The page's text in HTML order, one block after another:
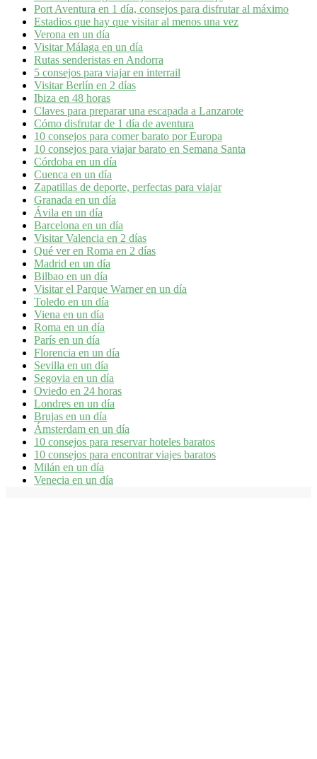
Port Aventura en 1 día, consejos para disfrutar al máximo
Estadios que hay que visitar al menos una vez
Verona en un día
Visitar Málaga en un día
Rutas senderistas en Andorra
5 consejos para viajar en interrail
Visitar Berlín en 2 días
Ibiza en 48 horas
Claves para preparar una escapada a Lanzarote
Cómo disfrutar de 1 día de aventura
10 consejos para comer barato por Europa
10 consejos para viajar barato en Semana Santa
Córdoba en un día
Cuenca en un día
Zapatillas de deporte, perfectas para viajar
Granada en un día
Ávila en un día
Barcelona en un día
Visitar Valencia en 2 días
Qué ver en Roma en 2 días
Madrid en un día
Bilbao en un día
Visitar el Parque Warner en un día
Toledo en un día
Viena en un día
Roma en un día
París en un día
Florencia en un día
Sevilla en un día
Segovia en un día
Oviedo en 24 horas
Londres en un día
Brujas en un día
Ámsterdam en un día
10 consejos para reservar hoteles baratos
10 consejos para encontrar viajes baratos
Milán en un día
Venecia en un día